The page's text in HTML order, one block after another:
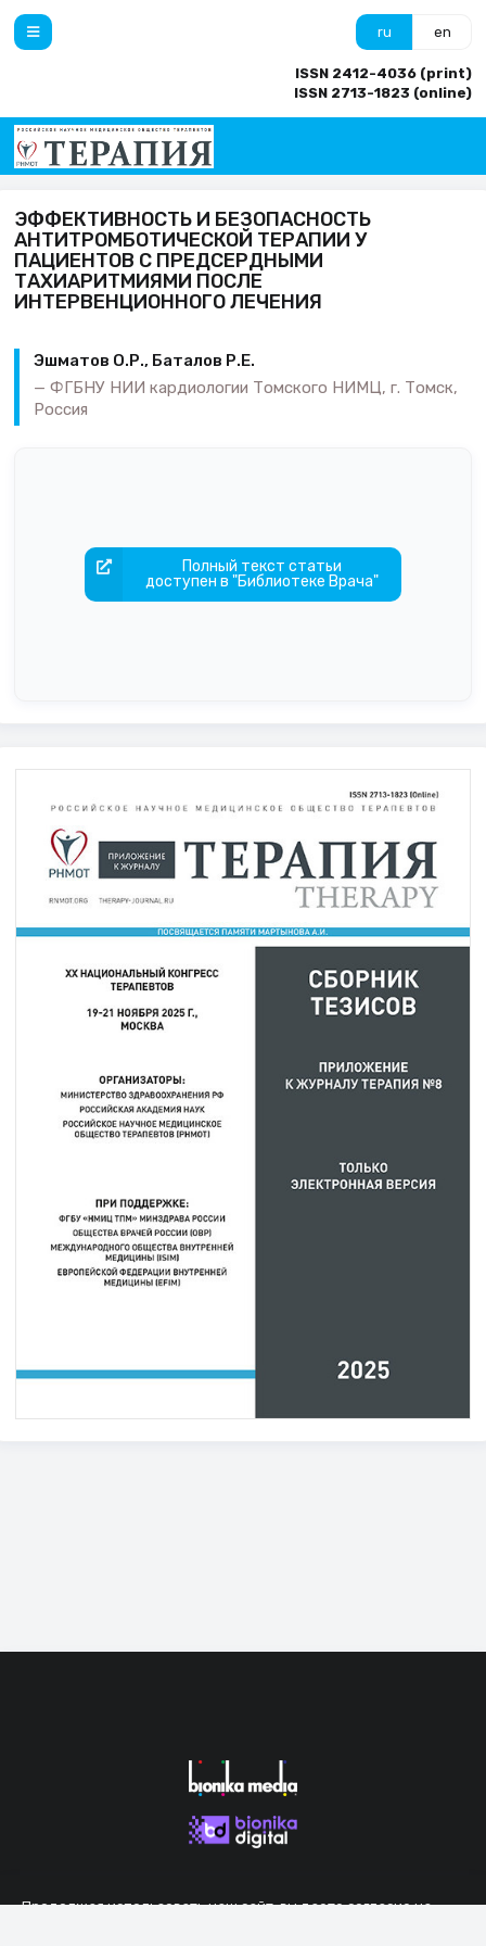
ru en
ISSN 2412-4036 (print)
ISSN 2713-1823 (online)
ЭФФЕКТИВНОСТЬ И БЕЗОПАСНОСТЬ
АНТИТРОМБОТИЧЕСКОЙ ТЕРАПИИ У
ПАЦИЕНТОВ С ПРЕДСЕРДНЫМИ
ТАХИАРИТМИЯМИ ПОСЛЕ
ИНТЕРВЕНЦИОННОГО ЛЕЧЕНИЯ
Эшматов О.Р., Баталов Р.Е.
ФГБНУ НИИ кардиологии Томского НИМЦ, г. Томск,
Россия
Полный текст статьи
доступен в "Библиотеке Врача"
Продолжая использовать наш сайт, вы даете согласие на